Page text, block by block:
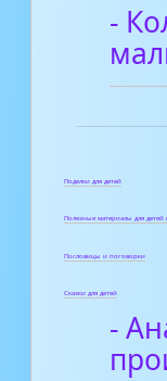
-
Поделки для детей
Полезные материалы для детей
Пословицы и поговорки
Сказки для детей
-